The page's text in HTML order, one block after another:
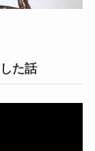
た話